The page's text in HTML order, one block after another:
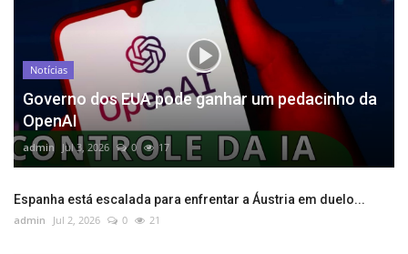
Notícias
Governo dos EUA pode ganhar um pedacinho da
OpenAI
admin Jul 3, 2026 0 17
Espanha está escalada para enfrentar a Áustria em duelo...
admin Jul 2, 2026 0 21